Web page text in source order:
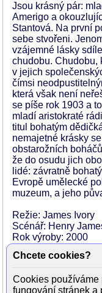
Jsou krásný pár:
Amerigo a
Stantová. Na první
sebe stvořeni.
vzájemné lásky
chudobu. Chudobu,
v jejich
čímsi
která však není
se píše rok 1903 a
mladí aristokraté
titul bohatým
nemajetné krásky
obstarožních
že do osudu jich
lidé: závratně
Evropě umělecké
muzeum, a jeho
Režie: James Ivory
Scénář: Henry
Rok výroby: 2000
Orig. jazyk: Anglický
Hrají:
Chcete cookies?
Cookies používáme
fungování stránek a